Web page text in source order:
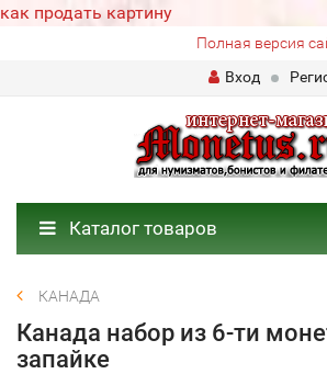
как продать картину
Полная версия
Вход
Каталог товаров
КАНАДА
Канада набор из 6-ти
запайке